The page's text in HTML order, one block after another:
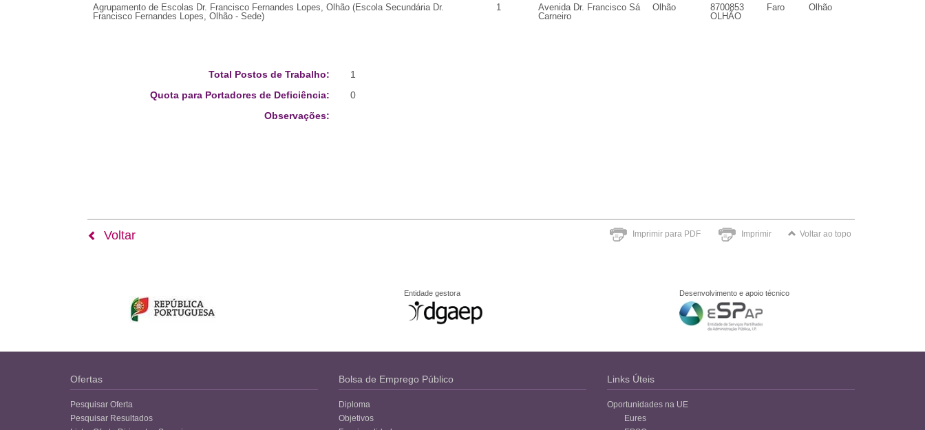
Agrupamento de Escolas Dr. Francisco Fernandes Lopes, Olhão (Escola Secundária Dr.
Francisco Fernandes Lopes, Olhão - Sede)
1
Avenida Dr. Francisco Sá
Carneiro
Olhão
8700853
OLHÃO
Faro Olhão
Total Postos de Trabalho:
1
Quota para Portadores de Deficiência:
0
Observações:
Imprimir para PDF Imprimir Voltar ao topo
Voltar
Entidade gestora Desenvolvimento e apoio técnico
Ofertas
Pesquisar Oferta
Pesquisar Resultados
Bolsa de Emprego Público
Diploma
Objetivos
Links Úteis
Oportunidades na UE
Eures